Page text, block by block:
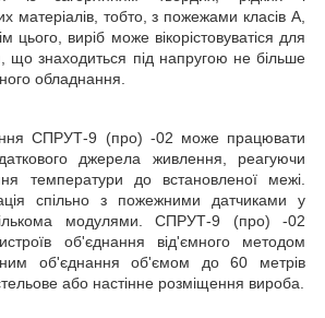
матеріалів, тобто, з пожежами класів А,
цього, виріб може вікорістовуватіся для
що знаходиться під напругою не більше
обладнання.
СПРУТ-9 (про) -02 може працювати
джерела живлення, реагуючи
температури до встановленої межі.
спільно з пожежними датчиками у
модулями. СПРУТ-9 (про) -02
об'єднання від'ємного методом
об'єднання об'ємом до 60 метрів
або настінне розміщення вироба.